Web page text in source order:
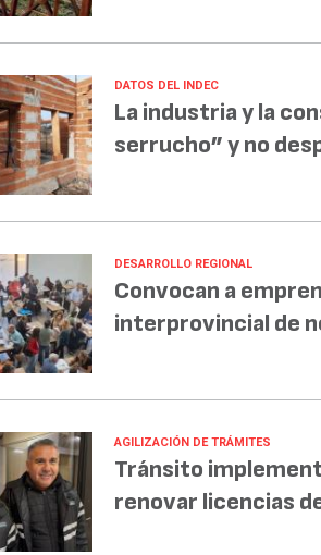
DATOS DEL INDEC
La industria y la
serrucho” y no
DESARROLLO REGIONAL
Convocan a
interprovincial de
AGILIZACIÓN DE TRÁMITES
Tránsito
renovar licencias